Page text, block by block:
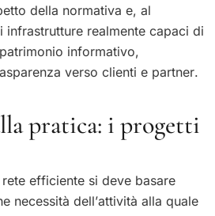
della normativa e, al
realmente capaci di
informativo,
verso clienti e partner.
pratica: i progetti
efficiente si deve basare
necessità dell’attività alla quale